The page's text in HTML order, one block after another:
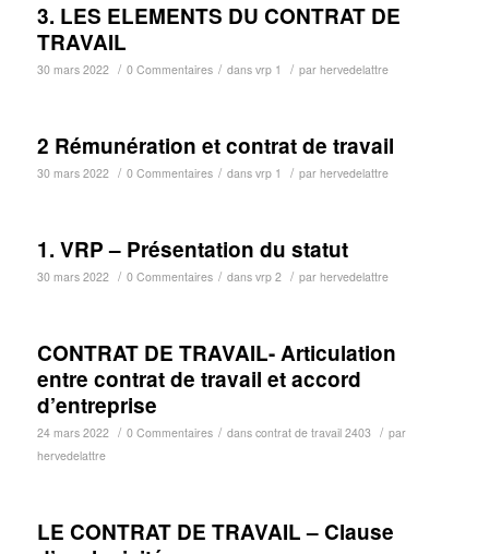
3. LES ELEMENTS DU CONTRAT DE
TRAVAIL
30 mars 2022 / 0 Commentaires / dans vrp 1 / par hervedelattre
2 Rémunération et contrat de travail
30 mars 2022 / 0 Commentaires / dans vrp 1 / par hervedelattre
1. VRP – Présentation du statut
30 mars 2022 / 0 Commentaires / dans vrp 2 / par hervedelattre
CONTRAT DE TRAVAIL- Articulation
entre contrat de travail et accord
d’entreprise
24 mars 2022 / 0 Commentaires / dans contrat de travail 2403 / par
hervedelattre
LE CONTRAT DE TRAVAIL – Clause